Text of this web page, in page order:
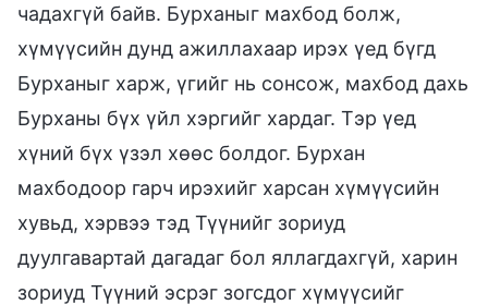
чадахгүй байв. Бурханыг махбод болж,
хүмүүсийн дунд ажиллахаар ирэх үед бүгд
Бурханыг харж, үгийг нь сонсож, махбод дахь
Бурханы бүх үйл хэргийг хардаг. Тэр үед
хүний бүх үзэл хөөс болдог. Бурхан
махбодоор гарч ирэхийг харсан хүмүүсийн
хувьд, хэрвээ тэд Түүнийг зориуд
дуулгавартай дагадаг бол яллагдахгүй, харин
зориуд Түүний эсрэг зогсдог хүмүүсийг